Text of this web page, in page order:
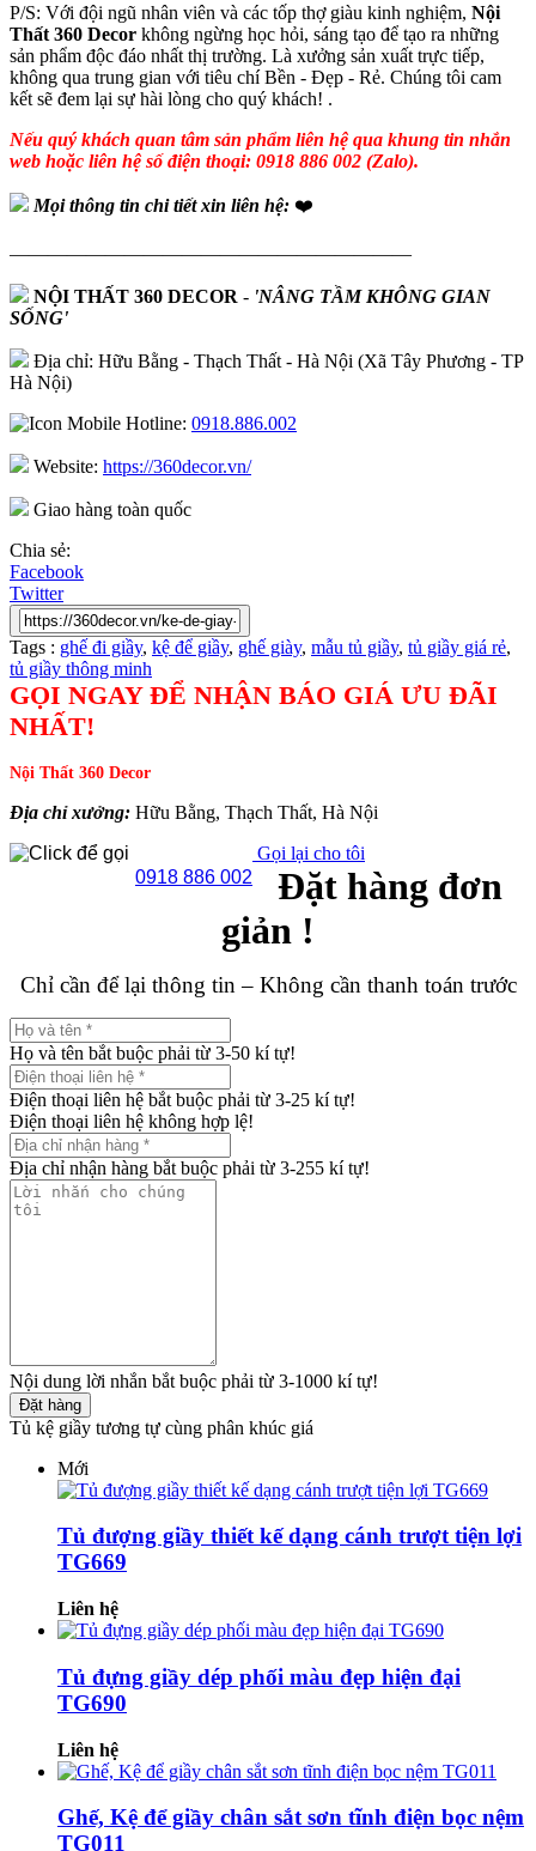
P/S: Với đội ngũ nhân viên và các tốp thợ giàu kinh nghiệm, Nội
Thất 360 Decor không ngừng học hỏi, sáng tạo để tạo ra những
sản phẩm độc đáo nhất thị trường. Là xưởng sản xuất trực tiếp,
không qua trung gian với tiêu chí Bền - Đẹp - Rẻ. Chúng tôi cam
kết sẽ đem lại sự hài lòng cho quý khách! .
Nếu quý khách quan tâm sản phẩm liên hệ qua khung tin nhắn
web hoặc liên hệ số điện thoại: 0918 886 002 (Zalo).
Mọi thông tin chi tiết xin liên hệ: ❤️
—————————————————————
NỘI THẤT 360 DECOR - 'NÂNG TẦM KHÔNG GIAN
SỐNG'
Địa chỉ: Hữu Bằng - Thạch Thất - Hà Nội (Xã Tây Phương - TP
Hà Nội)
Hotline: 0918.886.002
Website: https://360decor.vn/
Giao hàng toàn quốc
Chia sẻ:
Facebook
Twitter
Tags : ghế đi giầy, kệ để giầy, ghế giày, mẫu tủ giầy, tủ giầy giá rẻ,
tủ giầy thông minh
GỌI NGAY ĐỂ NHẬN BÁO GIÁ ƯU ĐÃI
NHẤT!
Nội Thất 360 Decor
Địa chỉ xưởng: Hữu Bằng, Thạch Thất, Hà Nội
0918 886 002
Gọi lại cho tôi
Đặt hàng đơn
giản !
Chỉ cần để lại thông tin – Không cần thanh toán trước
Họ và tên bắt buộc phải từ 3-50 kí tự!
Điện thoại liên hệ bắt buộc phải từ 3-25 kí tự!
Điện thoại liên hệ không hợp lệ!
Địa chỉ nhận hàng bắt buộc phải từ 3-255 kí tự!
Nội dung lời nhắn bắt buộc phải từ 3-1000 kí tự!
Đặt hàng
Tủ kệ giầy tương tự cùng phân khúc giá
Mới
Tủ đượng giầy thiết kế dạng cánh trượt tiện lợi
TG669
Liên hệ
Tủ đựng giầy dép phối màu đẹp hiện đại
TG690
Liên hệ
Ghế, Kệ để giầy chân sắt sơn tĩnh điện bọc nệm
TG011